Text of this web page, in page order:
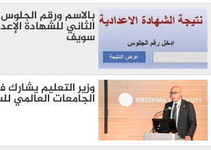
بالاسم ورقم
الثاني للشهادة
سويف
وزير التعليم
الجامعات العالمي